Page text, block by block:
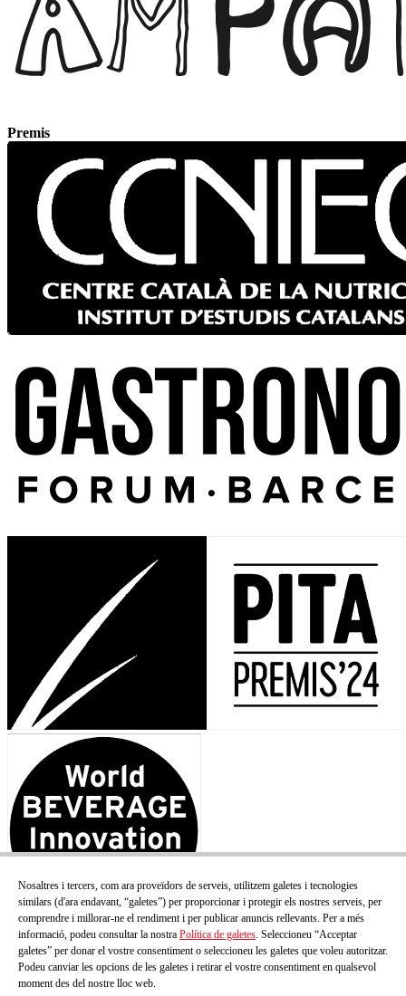
Premis
Nosaltres i tercers, com ara proveïdors de serveis, utilitzem galetes i tecnologies
similars (d'ara endavant, “galetes”) per proporcionar i protegir els nostres serveis, per
comprendre i millorar-ne el rendiment i per publicar anuncis rellevants. Per a més
informació, podeu consultar la nostra Política de galetes. Seleccioneu “Acceptar
galetes” per donar el vostre consentiment o seleccioneu les galetes que voleu autoritzar.
Podeu canviar les opcions de les galetes i retirar el vostre consentiment en qualsevol
moment des del nostre lloc web.